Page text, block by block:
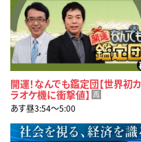
開運！なんでも鑑定団【世界初カ
ラオケ機に衝撃値】 再
あす昼3:54〜5:00